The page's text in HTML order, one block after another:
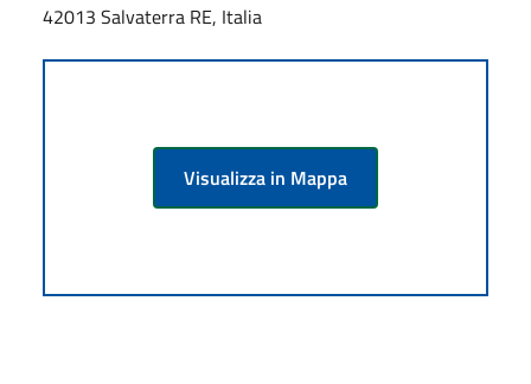
42013 Salvaterra RE, Italia
Visualizza in Mappa